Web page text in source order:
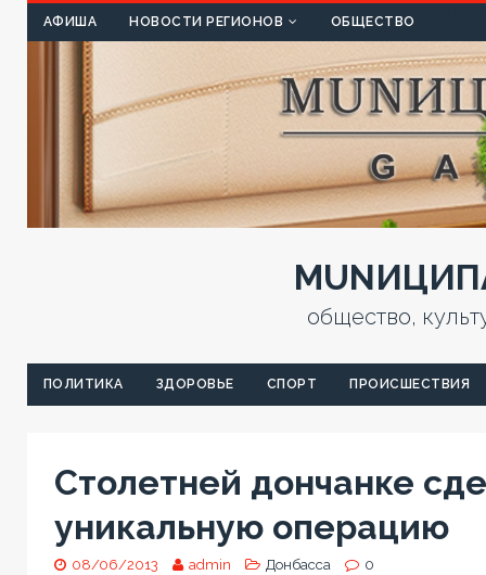
АФИША НОВОСТИ РЕГИОНОВ ОБЩЕСТВО
общество,
ПОЛИТИКА ЗДОРОВЬЕ СПОРТ ПРОИСШЕСТВИЯ
Столетней дончанке
уникальную операцию
08/06/2013 admin Донбасса 0